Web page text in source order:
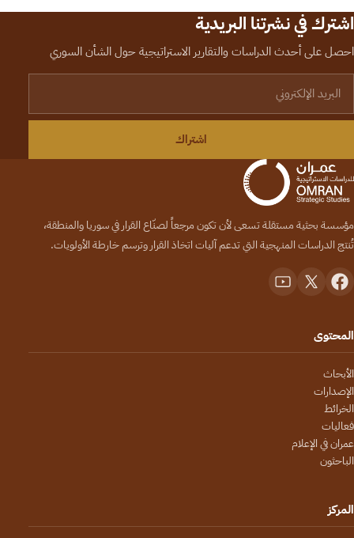
اشترك في نشرتنا البريدية
احصل على أحدث الدراسات والتقارير الاستراتيجية حول الشأن السوري
اشتراك
مؤسسة بحثية مستقلة تسعى لأن تكون مرجعاً لصنّاع القرار في سوريا والمنطقة،
تُنتج الدراسات المنهجية التي تدعم آليات اتخاذ القرار وترسم خارطة الأولويات.
المحتوى
الأبحاث
الإصدارات
الخرائط
فعاليات
عمران في الإعلام
الباحثون
المركز